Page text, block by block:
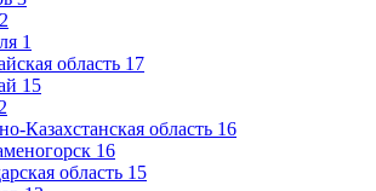
2
1
область 17
15
2
Казахстанская область 16
16
область 15